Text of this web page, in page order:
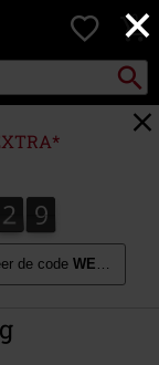
×
0
zoeken
2
3
2 7
8
7
9
8
de code WEEKEND